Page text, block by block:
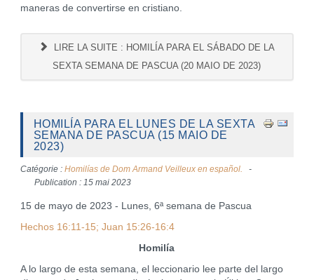
maneras de convertirse en cristiano.
LIRE LA SUITE : HOMILÍA PARA EL SÁBADO DE LA
SEXTA SEMANA DE PASCUA (20 MAIO DE 2023)
HOMILÍA PARA EL LUNES DE LA SEXTA
SEMANA DE PASCUA (15 MAIO DE
2023)
Catégorie : Homilías de Dom Armand Veilleux en español.
Publication : 15 mai 2023
15 de mayo de 2023 - Lunes, 6ª semana de Pascua
Hechos 16:11-15; Juan 15:26-16:4
Homilía
A lo largo de esta semana, el leccionario lee parte del largo